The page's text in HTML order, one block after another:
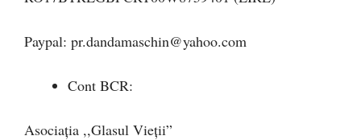
Paypal: pr.dandamaschin@yahoo.com
Cont BCR:
Asociația ,,Glasul Vieții”